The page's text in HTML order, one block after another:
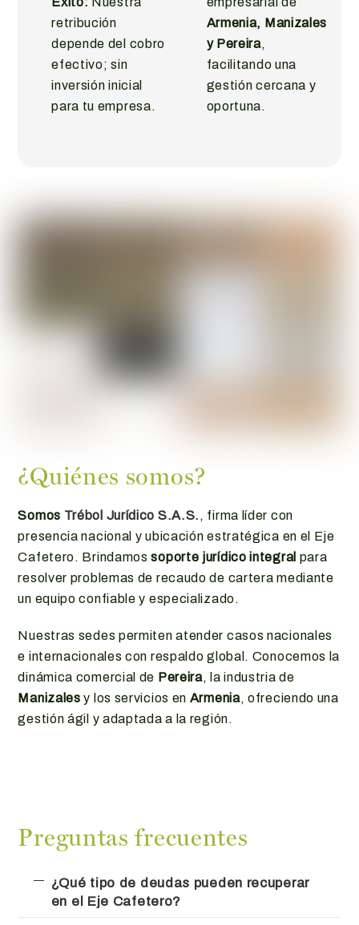
retribución
depende del cobro
efectivo; sin
inversión inicial
para tu empresa.
Armenia, Manizales
y Pereira,
facilitando una
gestión cercana y
oportuna.
¿Quiénes somos?
Somos Trébol Jurídico S.A.S. , firma líder con
presencia nacional y ubicación estratégica en el Eje
Cafetero. Brindamossoporte jurídico integral para
resolver problemas de recaudo de cartera mediante
un equipo confiable y especializado.
Nuestras sedes permiten atender casos nacionales
e internacionales con respaldo global. Conocemos la
dinámica comercial de Pereira, la industria de
Manizales y los servicios en Armenia, ofreciendo una
gestión ágil y adaptada a la región.
Preguntas frecuentes
¿Qué tipo de deudas pueden recuperar
en el Eje Cafetero?